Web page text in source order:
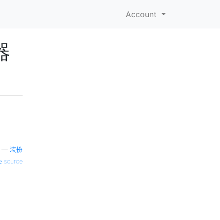
Account
装扮
source